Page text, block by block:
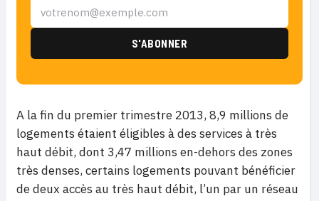
A la fin du premier trimestre 2013, 8,9 millions de
logements étaient éligibles à des services à très
haut débit, dont 3,47 millions en-dehors des zones
très denses, certains logements pouvant bénéficier
de deux accès au très haut débit, l’un par un réseau